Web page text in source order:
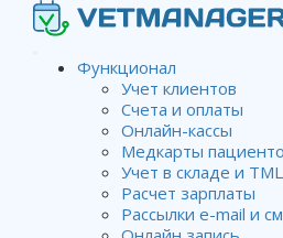
Функционал
Учет клиентов
Счета и оплаты
Онлайн-кассы
Медкарты
Учет в складе и
Расчет зарплаты
Рассылки e-mail и
Прозвон по